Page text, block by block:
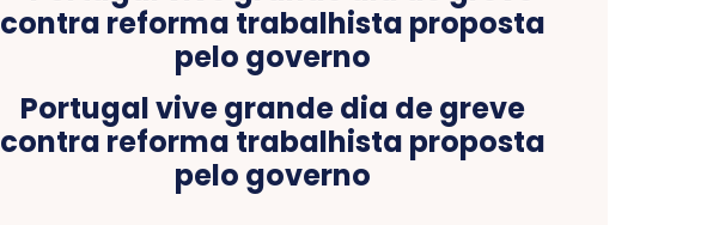
Portugal vive grande dia de greve
contra reforma trabalhista proposta
pelo governo